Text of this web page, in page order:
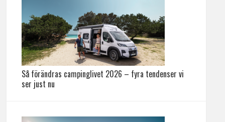
Så förändras campinglivet 2026 – fyra tendenser vi
ser just nu